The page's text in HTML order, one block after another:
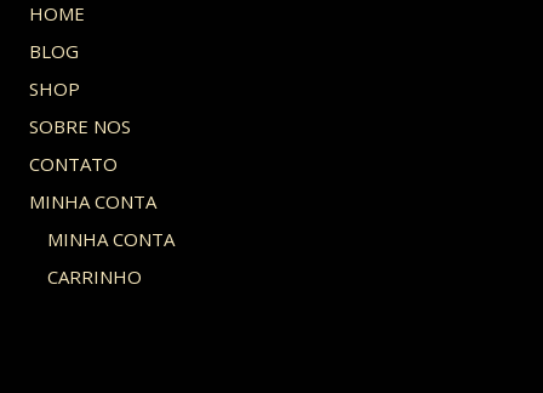
HOME
BLOG
SHOP
SOBRE NOS
CONTATO
MINHA CONTA
MINHA CONTA
CARRINHO